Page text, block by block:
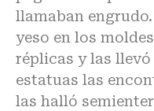
llamaban
yeso en los
réplicas y las
estatuas las
las halló